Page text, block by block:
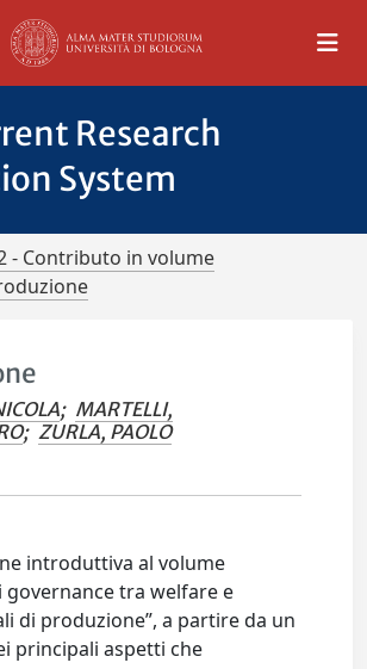
Research
System
- Contributo in volume
; MARTELLI,
; ZURLA, PAOLO
introduttiva al volume
governance tra welfare e
di produzione”, a partire da un
principali aspetti che